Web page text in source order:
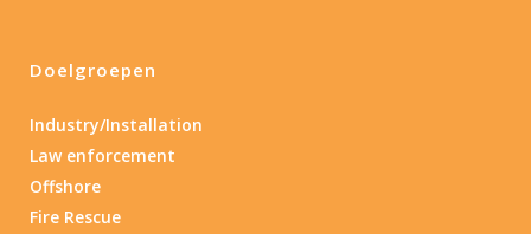
Doelgroepen
Industry/Installation
Law enforcement
Offshore
Fire Rescue